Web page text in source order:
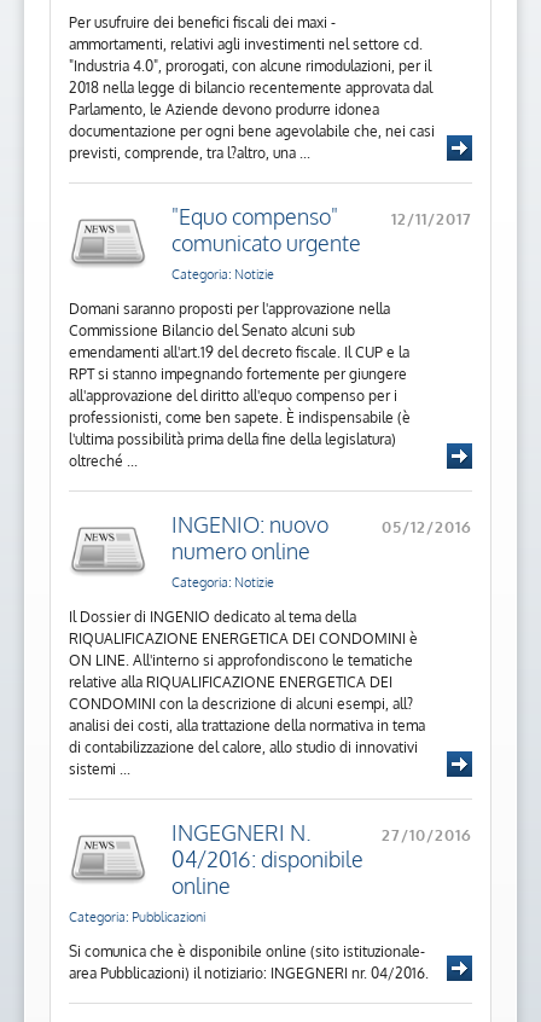
Per usufruire dei benefici fiscali dei maxi -
ammortamenti, relativi agli investimenti nel settore cd.
"Industria 4.0", prorogati, con alcune rimodulazioni, per il
2018 nella legge di bilancio recentemente approvata dal
Parlamento, le Aziende devono produrre idonea
documentazione per ogni bene agevolabile che, nei casi
previsti, comprende, tra l?altro, una ...
12/11/2017
"Equo compenso"
comunicato urgente
Categoria: Notizie
Domani saranno proposti per l'approvazione nella
Commissione Bilancio del Senato alcuni sub
emendamenti all'art.19 del decreto fiscale. Il CUP e la
RPT si stanno impegnando fortemente per giungere
all'approvazione del diritto all'equo compenso per i
professionisti, come ben sapete. È indispensabile (è
l'ultima possibilità prima della fine della legislatura)
oltreché ...
05/12/2016
INGENIO: nuovo
numero online
Categoria: Notizie
Il Dossier di INGENIO dedicato al tema della
RIQUALIFICAZIONE ENERGETICA DEI CONDOMINI è
ON LINE. All'interno si approfondiscono le tematiche
relative alla RIQUALIFICAZIONE ENERGETICA DEI
CONDOMINI con la descrizione di alcuni esempi, all?
analisi dei costi, alla trattazione della normativa in tema
di contabilizzazione del calore, allo studio di innovativi
sistemi ...
27/10/2016
INGEGNERI N.
04/2016: disponibile
online
Categoria: Pubblicazioni
Si comunica che è disponibile online (sito istituzionale-
area Pubblicazioni) il notiziario: INGEGNERI nr. 04/2016.